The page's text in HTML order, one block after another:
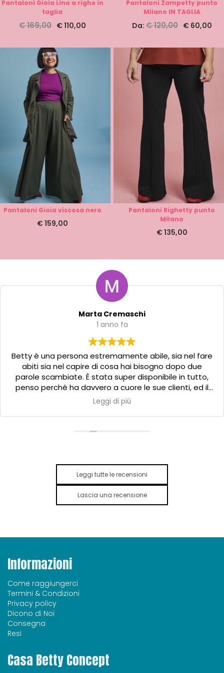
Pantaloni Gioia Lino a righe in
taglia
€169,00 €110,00
Pantaloni Zampetty punto
Milano IN TAGLIA
Da:€120,00 €60,00
Pantaloni Gioia viscosa nero
€159,00
Pantaloni Righetty punto
Milano
€135,00
Marta Cremaschi
1 anno fa
Betty è una persona estremamente abile, sia nel fare
abiti sia nel capire di cosa hai bisogno dopo due
parole scambiate. È stata super disponibile in tutto,
penso perché ha davvero a cuore le sue clienti, ed il
negozio è stupendo! Consigliatissimo
Leggi di più
Leggi tutte le recensioni
Lascia una recensione
Informazioni
Come raggiungerci
Termini & Condizioni
Privacy policy
Dicono di Noi
Consegna
Resi
Casa Betty Concept